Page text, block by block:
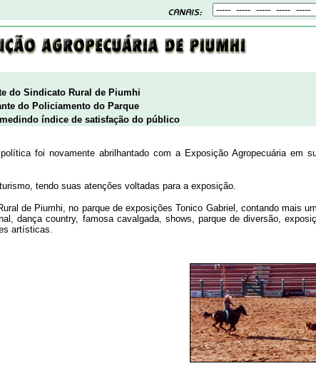
do Sindicato Rural de Piumhi
do Policiamento do Parque
índice de satisfação do público
foi novamente abrilhantado com a Exposição Agropecuária em
tendo suas atenções voltadas para a exposição.
de Piumhi, no parque de exposições Tonico Gabriel, contando mais
dança country, famosa cavalgada, shows, parque de diversão,
artísticas.